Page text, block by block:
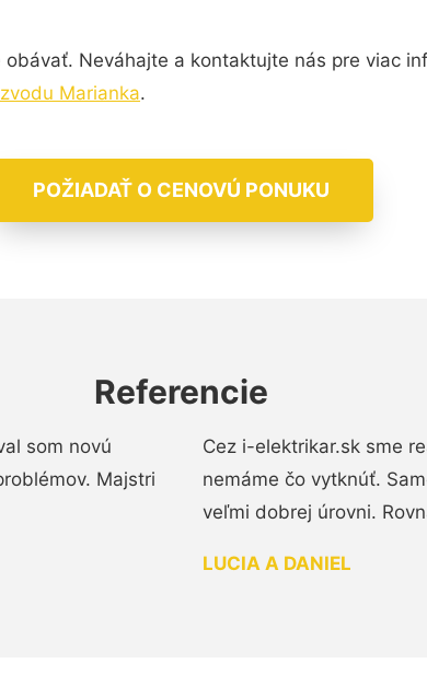
Neváhajte a kontaktujte nás pre viac
Marianka.
POŽIADAŤ O CENOVÚ PONUKU
Referencie
som novú
Majstri
Cez i-elektrikar.sk sme
nemáme čo vytknúť.
veľmi dobrej úrovni.
LUCIA A DANIEL